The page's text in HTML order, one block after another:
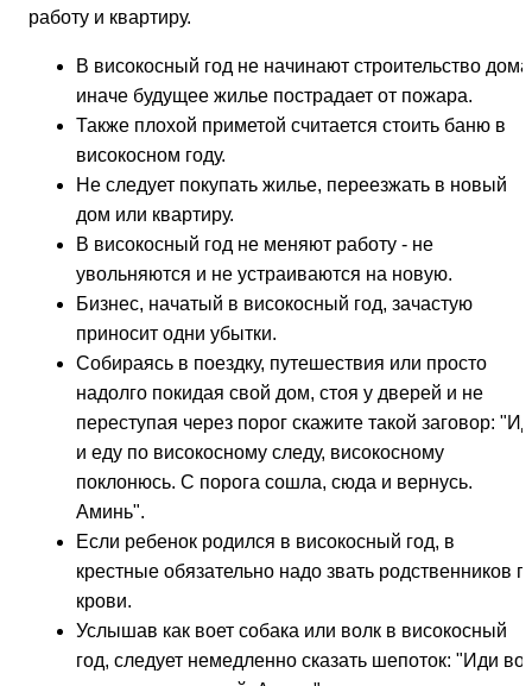
работу и квартиру.
В високосный год не начинают строительство
иначе будущее жилье пострадает от пожара.
Также плохой приметой считается стоить баню в
високосном году.
Не следует покупать жилье, переезжать в новый
дом или квартиру.
В високосный год не меняют работу - не
увольняются и не устраиваются на новую.
Бизнес, начатый в високосный год, зачастую
приносит одни убытки.
Собираясь в поездку, путешествия или просто
надолго покидая свой дом, стоя у дверей и не
переступая через порог скажите такой заговор:
и еду по високосному следу, високосному
поклонюсь. С порога сошла, сюда и вернусь.
Аминь".
Если ребенок родился в високосный год, в
крестные обязательно надо звать родственников
крови.
Услышав как воет собака или волк в високосный
год, следует немедленно сказать шепоток: "Иди